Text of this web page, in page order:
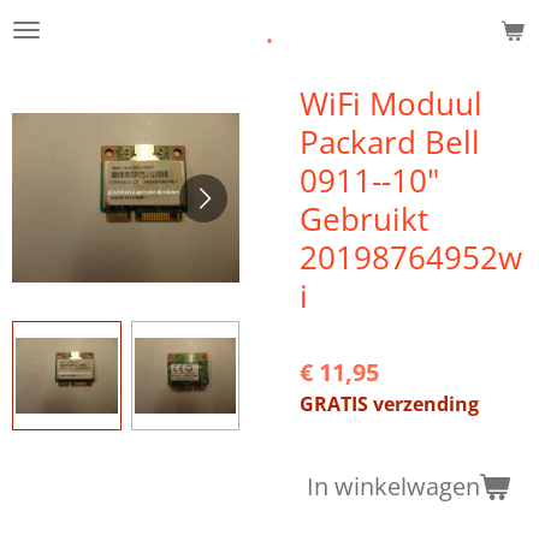
Ga
de
.
WiFi Moduul
Packard Bell
0911--10"
Gebruikt
20198764952w
i
€ 11,95
GRATIS verzending
In winkelwagen